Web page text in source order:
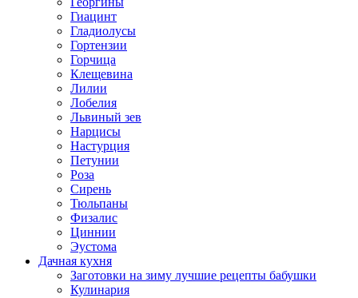
Гиацинт
Гладиолусы
Гортензии
Горчица
Клещевина
Лилии
Лобелия
Львиный зев
Нарцисы
Настурция
Петунии
Роза
Сирень
Тюльпаны
Физалис
Циннии
Эустома
Дачная кухня
Заготовки на зиму лучшие рецепты бабушки
Кулинария